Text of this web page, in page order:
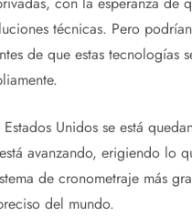
técnicas. Pero podrían
de que estas tecnologías
Unidos se está
avanzando, erigiendo lo
de cronometraje más
del mundo.